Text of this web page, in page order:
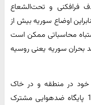
فرافکنی و تحت‌الشعاع
اوضاع سوریه بیش از
محاسباتی ممکن است
بحران سوریه یعنی روسیه
خود در منطقه و در خاک
سوریه دستور آماده‌باش داده و حتی 160 پایگاه ضد‌هوایی مشترک